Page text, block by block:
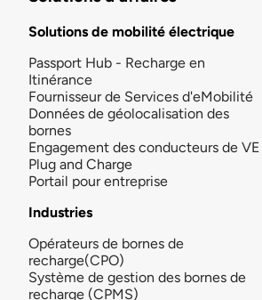
Solutions de mobilité électrique
Passport Hub - Recharge en
Itinérance
Fournisseur de Services d'eMobilité
Données de géolocalisation des
bornes
Engagement des conducteurs de VE
Plug and Charge
Portail pour entreprise
Industries
Opérateurs de bornes de
recharge(CPO)
Système de gestion des bornes de
recharge (CPMS)